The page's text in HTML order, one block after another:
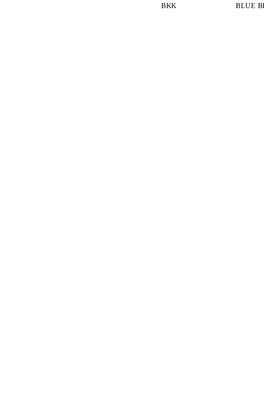
BKK BLUE